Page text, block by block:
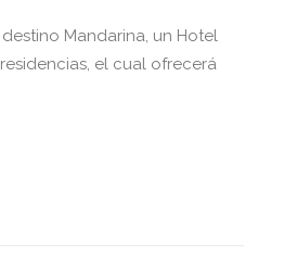
Mandarina, un Hotel
el cual ofrecerá